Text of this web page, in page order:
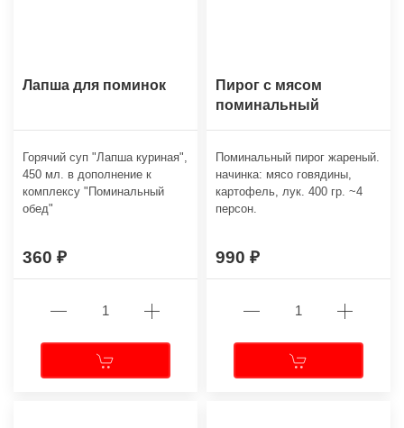
Лапша для поминок
Горячий суп "Лапша куриная",
450 мл. в дополнение к
комплексу "Поминальный
обед"
360
Пирог с мясом
поминальный
Поминальный пирог жареный.
начинка: мясо говядины,
картофель, лук. 400 гр. ~4
персон.
990